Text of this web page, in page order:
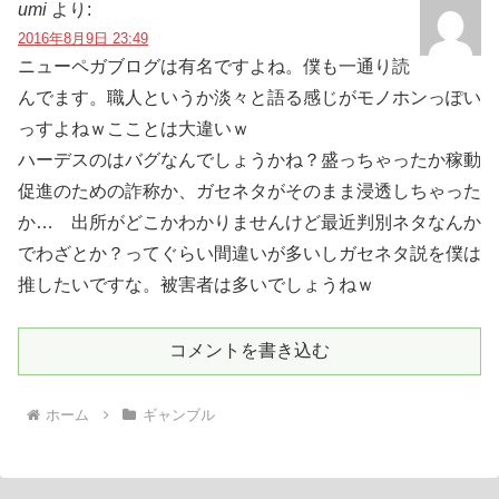
umi より:
2016年8月9日 23:49
ニューペガブログは有名ですよね。僕も一通り読
んでます。職人というか淡々と語る感じがモノホンっぽい
っすよねｗこことは大違いｗ
ハーデスのはバグなんでしょうかね？盛っちゃったか稼動
促進のための詐称か、ガセネタがそのまま浸透しちゃった
か… 出所がどこかわかりませんけど最近判別ネタなんか
でわざとか？ってぐらい間違いが多いしガセネタ説を僕は
推したいですな。被害者は多いでしょうねｗ
コメントを書き込む
ホーム ギャンブル